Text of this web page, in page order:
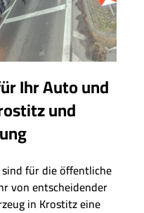
Ihr Auto und
und
für die öffentliche
von entscheidender
in Krostitz eine